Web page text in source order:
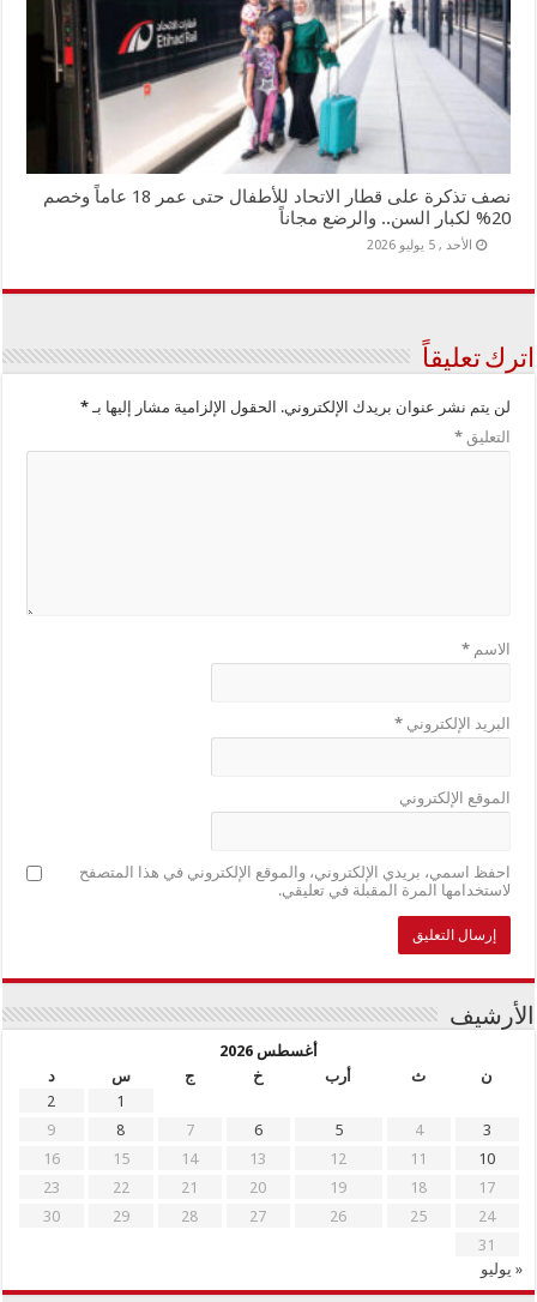
نصف تذكرة على قطار الاتحاد للأطفال حتى عمر 18 عاماً وخصم
20% لكبار السن.. والرضع مجاناً
الأحد , 5 يوليو 2026
اترك تعليقاً
لن يتم نشر عنوان بريدك الإلكتروني. الحقول الإلزامية مشار إليها بـ*
التعليق*
الاسم*
البريد الإلكتروني*
الموقع الإلكتروني
احفظ اسمي، بريدي الإلكتروني، والموقع الإلكتروني في هذا المتصفح
لاستخدامها المرة المقبلة في تعليقي.
الأرشيف
أغسطس 2026
ن
ث أرب خ ج س
د
1
2
3
4
5
6
7
8
9
10
11
12
13
14
15
16
17
18
19
20
21
22
23
24
25
26
27
28
29
30
31
« يوليو